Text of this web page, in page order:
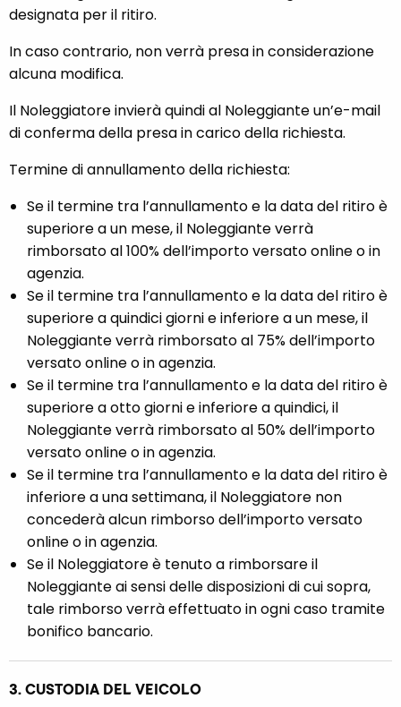
designata per il ritiro.
In caso contrario, non verrà presa in considerazione
alcuna modifica.
Il Noleggiatore invierà quindi al Noleggiante un’e-mail
di conferma della presa in carico della richiesta.
Termine di annullamento della richiesta:
Se il termine tra l’annullamento e la data del ritiro è
superiore a un mese, il Noleggiante verrà
rimborsato al 100% dell’importo versato online o in
agenzia.
Se il termine tra l’annullamento e la data del ritiro è
superiore a quindici giorni e inferiore a un mese, il
Noleggiante verrà rimborsato al 75% dell’importo
versato online o in agenzia.
Se il termine tra l’annullamento e la data del ritiro è
superiore a otto giorni e inferiore a quindici, il
Noleggiante verrà rimborsato al 50% dell’importo
versato online o in agenzia.
Se il termine tra l’annullamento e la data del ritiro è
inferiore a una settimana, il Noleggiatore non
concederà alcun rimborso dell’importo versato
online o in agenzia.
Se il Noleggiatore è tenuto a rimborsare il
Noleggiante ai sensi delle disposizioni di cui sopra,
tale rimborso verrà effettuato in ogni caso tramite
bonifico bancario.
3. CUSTODIA DEL VEICOLO